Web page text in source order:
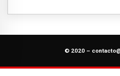
© 2020 –